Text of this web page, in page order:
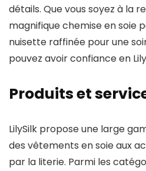
détails. Que vous soyez à la
magnifique chemise en soie
nuisette raffinée pour une
pouvez avoir confiance en
Produits et
LilySilk propose une large
des vêtements en soie aux
par la literie. Parmi les